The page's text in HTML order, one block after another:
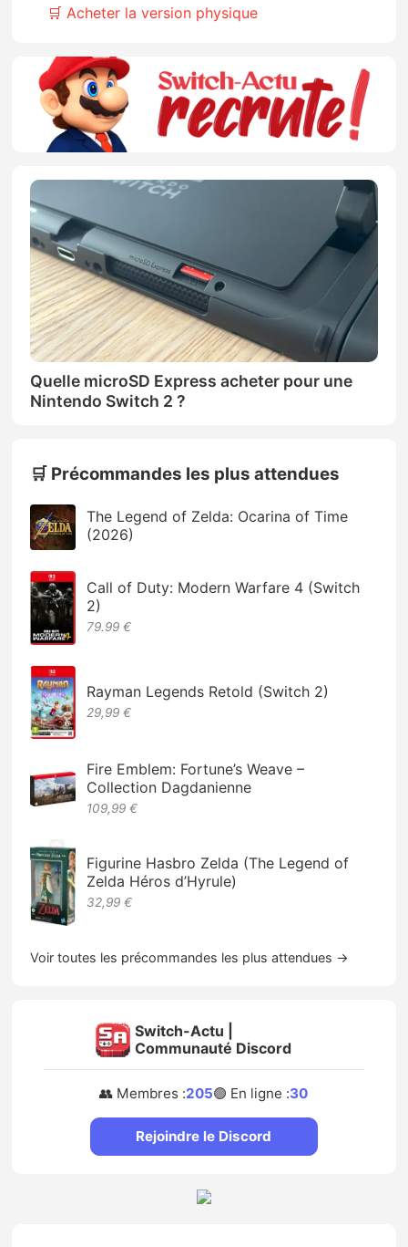
🛒 Acheter la version physique
Quelle microSD Express acheter pour une
Nintendo Switch 2 ?
🛒 Précommandes les plus attendues
The Legend of Zelda: Ocarina of Time
(2026)
Call of Duty: Modern Warfare 4 (Switch
2)
79.99 €
Rayman Legends Retold (Switch 2)
29,99 €
Fire Emblem: Fortune’s Weave –
Collection Dagdanienne
109,99 €
Figurine Hasbro Zelda (The Legend of
Zelda Héros d’Hyrule)
32,99 €
Voir toutes les précommandes les plus attendues →
Switch-Actu |
Communauté Discord
👥 Membres :205🟢 En ligne :30
Rejoindre le Discord